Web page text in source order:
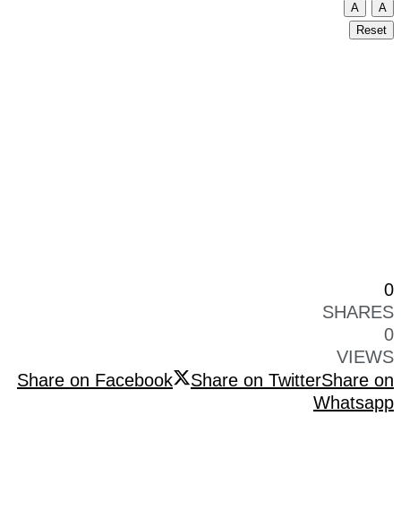
A
A
Reset
0
SHARES
0
VIEWS
Share on Facebook
Share on TwitterShare on
Whatsapp